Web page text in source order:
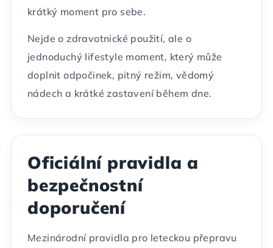
krátký moment pro sebe.
Nejde o zdravotnické použití, ale o
jednoduchý lifestyle moment, který může
doplnit odpočinek, pitný režim, vědomý
nádech a krátké zastavení během dne.
Oficiální pravidla a
bezpečnostní
doporučení
Mezinárodní pravidla pro leteckou přepravu